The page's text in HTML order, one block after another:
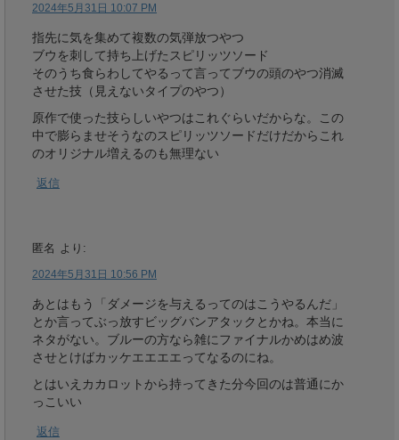
2024年5月31日 10:07 PM
指先に気を集めて複数の気弾放つやつ
ブウを刺して持ち上げたスピリッツソード
そのうち食らわしてやるって言ってブウの頭のやつ消滅
させた技（見えないタイプのやつ）
原作で使った技らしいやつはこれぐらいだからな。この
中で膨らませそうなのスピリッツソードだけだからこれ
のオリジナル増えるのも無理ない
返信
匿名 より:
2024年5月31日 10:56 PM
あとはもう「ダメージを与えるってのはこうやるんだ」
とか言ってぶっ放すビッグバンアタックとかね。本当に
ネタがない。ブルーの方なら雑にファイナルかめはめ波
させとけばカッケエエエエってなるのにね。
とはいえカカロットから持ってきた分今回のは普通にか
っこいい
返信